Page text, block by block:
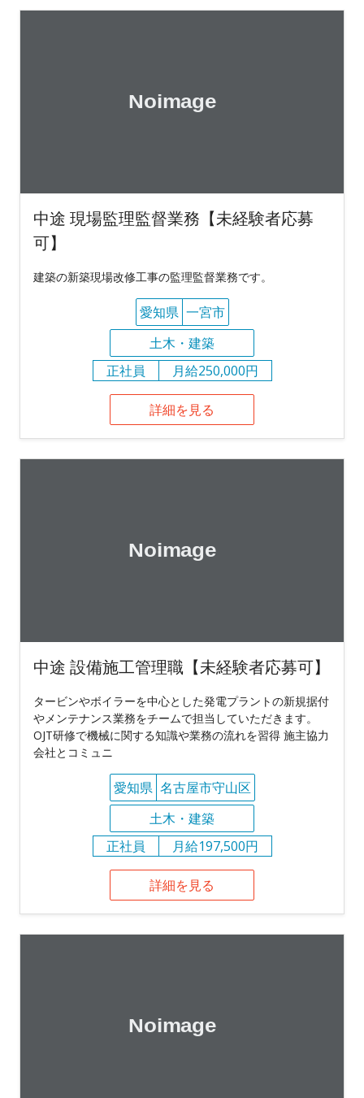
中途 現場監理監督業務【未経験者応募
可】
建築の新築現場改修工事の監理監督業務です。
愛知県 一宮市
土木・建築
正社員
月給250,000円
詳細を見る
中途 設備施工管理職【未経験者応募可】
タービンやボイラーを中心とした発電プラントの新規据付
やメンテナンス業務をチームで担当していただきます。
OJT研修で機械に関する知識や業務の流れを習得 施主協力
会社とコミュニ
愛知県 名古屋市守山区
土木・建築
正社員
月給197,500円
詳細を見る